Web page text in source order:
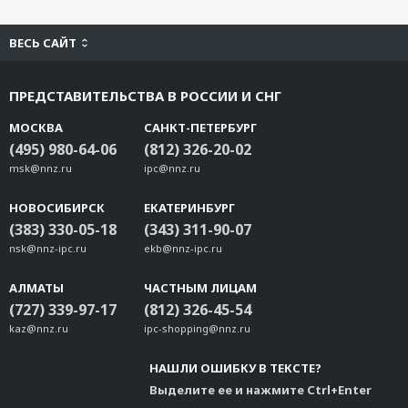
CBL-RJ45F9-150
CBL-M25M9x2-50
TB-M9
TB-F9
TB-M25
ADP-SCm-STf-S
ADP-SCm-STf-M
NP21102
NP21103
CBL-M12(FF5P)/OPEN-100 IP67
ВЕСЬ САЙТ
ПРЕДСТАВИТЕЛЬСТВА В РОССИИ И СНГ
МОСКВА
(495) 980-64-06
msk@nnz.ru
САНКТ-ПЕТЕРБУРГ
(812) 326-20-02
ipc@nnz.ru
НОВОСИБИРСК
(383) 330-05-18
nsk@nnz-ipc.ru
ЕКАТЕРИНБУРГ
(343) 311-90-07
ekb@nnz-ipc.ru
АЛМАТЫ
(727) 339-97-17
kaz@nnz.ru
ЧАСТНЫМ ЛИЦАМ
(812) 326-45-54
ipc-shopping@nnz.ru
НАШЛИ ОШИБКУ В ТЕКСТЕ?
Выделите ее и нажмите Ctrl+Enter